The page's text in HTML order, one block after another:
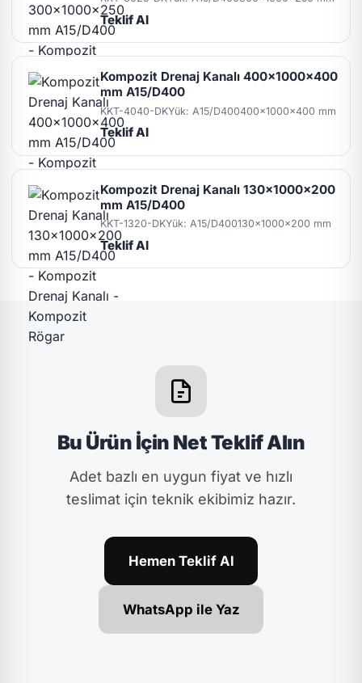
Teklif Al
Kompozit Drenaj Kanalı 400x1000x400
mm A15/D400
KKT-4040-DKYük: A15/D400400x1000x400 mm
Teklif Al
Kompozit Drenaj Kanalı 130x1000x200
mm A15/D400
KKT-1320-DKYük: A15/D400130x1000x200 mm
Teklif Al
Bu Ürün İçin Net Teklif Alın
Adet bazlı en uygun fiyat ve hızlı
teslimat için teknik ekibimiz hazır.
Hemen Teklif Al
WhatsApp ile Yaz